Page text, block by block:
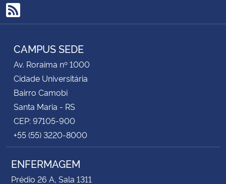
RSS
CAMPUS SEDE
Av. Roraima nº 1000
Cidade Universitária
Bairro Camobi
Santa Maria - RS
CEP: 97105-900
+55 (55) 3220-8000
ENFERMAGEM
Prédio 26 A, Sala 1311